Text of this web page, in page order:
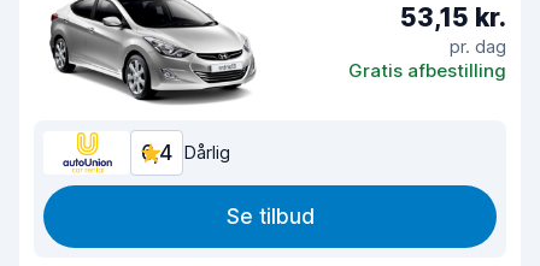
53,15 kr.
pr. dag
Gratis afbestilling
6,4 Dårlig
Se tilbud